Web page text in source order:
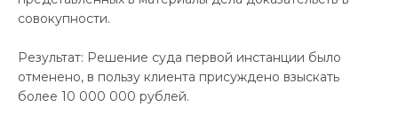
совокупности.
Результат: Решение суда первой инстанции было
отменено, в пользу клиента присуждено взыскать
более 10 000 000 рублей.